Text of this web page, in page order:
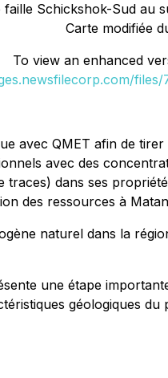
Schickshok-Sud
Carte modifiée
To view an enhanced
avec QMET afin de
avec des
dans ses
des ressources à
naturel dans la
une étape
géologiques